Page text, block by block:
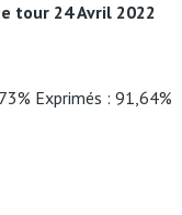
tour 24 Avril 2022
Exprimés : 91,64%